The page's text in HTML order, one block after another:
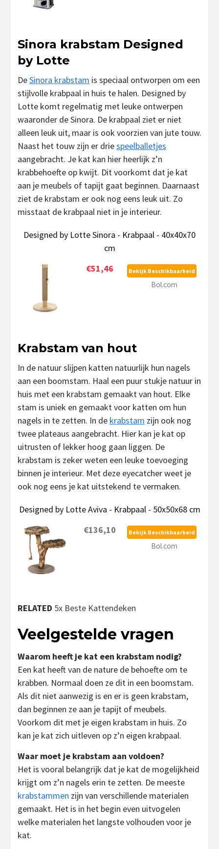
Sinora krabstam Designed
by Lotte
DeSinora krabstam is speciaal ontworpen om een
stijlvolle krabpaal in huis te halen. Designed by
Lotte komt regelmatig met leuke ontwerpen
waaronder de Sinora. De krabpaal ziet er niet
alleen leuk uit, maar is ook voorzien van jute touw.
Naast het touw zijn er driespeelballetjes
aangebracht. Je kat kan hier heerlijk z’n
krabbehoefte op kwijt. Dit voorkomt dat je kat
aan je meubels of tapijt gaat beginnen. Daarnaast
ziet de krabstam er ook nog eens leuk uit. Zo
misstaat de krabpaal niet in je interieur.
Designed by Lotte Sinora - Krabpaal - 40x40x70
cm
€51,46
Bekijk Beschikbaarheid
Bol.com
Krabstam van hout
In de natuur slijpen katten natuurlijk hun nagels
aan een boomstam. Haal een puur stukje natuur in
huis met een krabstam gemaakt van hout. Elke
stam is uniek en gemaakt voor katten om hun
nagels in te zetten. In de krabstam zijn ook nog
twee plateaus aangebracht. Hier kan je kat op
uitrusten of lekker hoog gaan liggen. De
krabstam is zeker weten een leuke toevoeging
binnen je interieur. Met deze eyecatcher weet je
ook nog eens je kat uitstekend te vermaken.
Designed by Lotte Aviva - Krabpaal - 50x50x68 cm
€136,10
Bekijk Beschikbaarheid
Bol.com
RELATED 5x Beste Kattendeken
Veelgestelde vragen
Waarom heeft je kat een krabstam nodig?
Een kat heeft van de nature de behoefte om te
krabben. Normaal doen ze dit in een boomstam.
Als dit niet aanwezig is en er is geen krabstam,
dan beginnen ze aan je tapijt of meubels.
Voorkom dit met je eigen krabstam in huis. Zo
kan je kat zich uitleven op z’n eigen krabpaal.
Waar moet je krabstam aan voldoen?
Het is vooral belangrijk dat je kat de mogelijkheid
krijgt om z’n nagels erin te zetten. De meeste
krabstammen zijn van verschillende materialen
gemaakt. Het is in het begin even uitvogelen
welke materialen het langste volhouden voor je
kat.